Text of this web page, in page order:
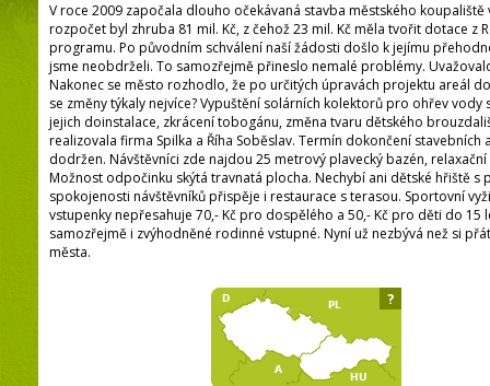
V roce 2009 započala dlouho očekávaná stavba městského koupaliště
rozpočet byl zhruba 81 mil. Kč, z čehož 23 mil. Kč měla tvořit dotace z
programu. Po původním schválení naší žádosti došlo k jejímu
jsme neobdrželi. To samozřejmě přineslo nemalé problémy.
Nakonec se město rozhodlo, že po určitých úpravách projektu areál
se změny týkaly nejvíce? Vypuštění solárních kolektorů pro ohřev vody
jejich doinstalace, zkrácení tobogánu, změna tvaru dětského
realizovala firma Spilka a Říha Soběslav. Termín dokončení
dodržen. Návštěvníci zde najdou 25 metrový plavecký bazén,
Možnost odpočinku skýtá travnatá plocha. Nechybí ani dětské hřiště
spokojenosti návštěvníků přispěje i restaurace s terasou. Sportovní
vstupenky nepřesahuje 70,- Kč pro dospělého a 50,- Kč pro děti do
samozřejmě i zvýhodněné rodinné vstupné. Nyní už nezbývá než si
města.
?